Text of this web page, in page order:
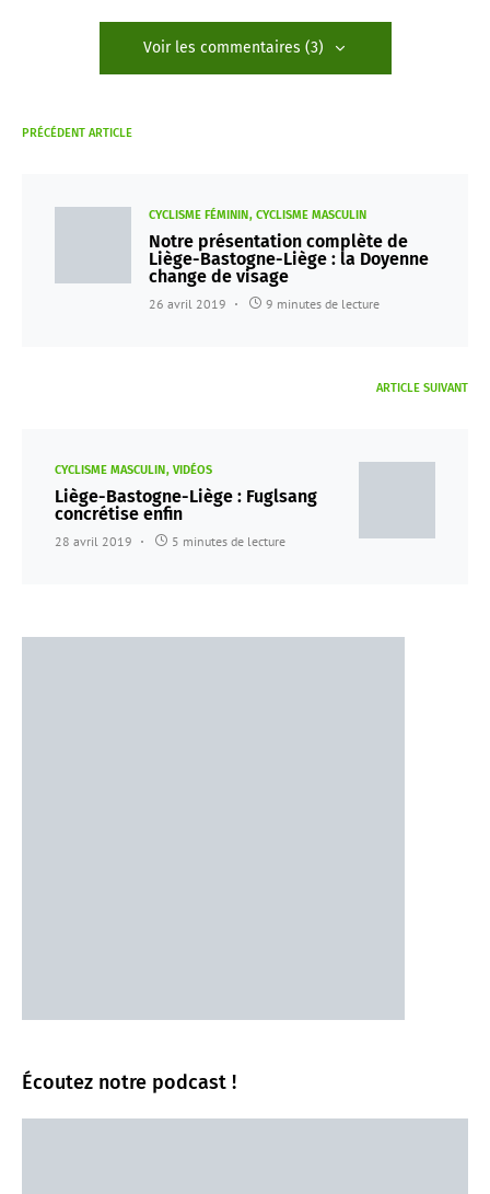
Voir les commentaires (3)
PRÉCÉDENT ARTICLE
CYCLISME FÉMININ CYCLISME MASCULIN
Notre présentation complète de
Liège-Bastogne-Liège : la Doyenne
change de visage
26 avril 2019 9 minutes de lecture
ARTICLE SUIVANT
CYCLISME MASCULIN VIDÉOS
Liège-Bastogne-Liège : Fuglsang
concrétise enfin
28 avril 2019 5 minutes de lecture
Écoutez notre podcast !